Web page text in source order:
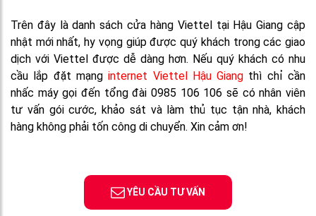
Trên đây là danh sách cửa hàng Viettel tại Hậu Giang cập
nhật mới nhất, hy vọng giúp được quý khách trong các giao
dịch với Viettel được dễ dàng hơn. Nếu quý khách có nhu
cầu lắp đặt mạnginternet Viettel Hậu Giang thì chỉ cần
nhấc máy gọi đến tổng đài 0985 106 106 sẽ có nhân viên
tư vấn gói cước, khảo sát và làm thủ tục tận nhà, khách
hàng không phải tốn công di chuyển. Xin cảm ơn!
YÊU CẦU TƯ VẤN